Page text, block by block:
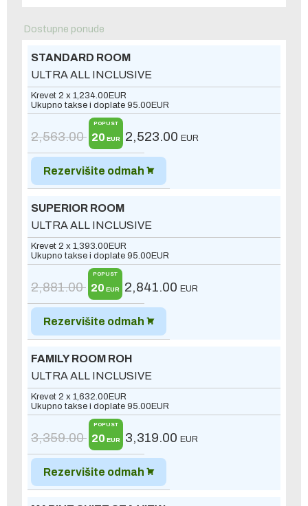
Dostupne ponude
STANDARD ROOM
ULTRA ALL INCLUSIVE
Krevet 2 x 1,234.00EUR
Ukupno takse i doplate 95.00EUR
2,563.00
POPUST
20 EUR 2,523.00 EUR
Rezervišite odmah
SUPERIOR ROOM
ULTRA ALL INCLUSIVE
Krevet 2 x 1,393.00EUR
Ukupno takse i doplate 95.00EUR
2,881.00
POPUST
20 EUR 2,841.00 EUR
Rezervišite odmah
FAMILY ROOM ROH
ULTRA ALL INCLUSIVE
Krevet 2 x 1,632.00EUR
Ukupno takse i doplate 95.00EUR
3,359.00
POPUST
20 EUR 3,319.00 EUR
Rezervišite odmah